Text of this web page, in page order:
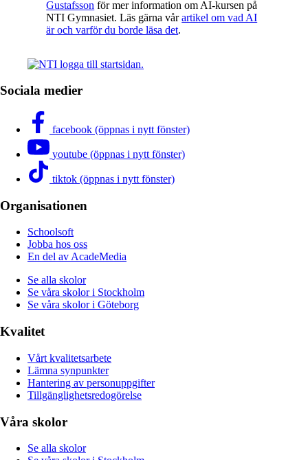
Gustafsson för mer information om AI-kursen på
NTI Gymnasiet. Läs gärna vårartikel om vad AI
är och varför du borde läsa det.
Sociala medier
facebook (öppnas i nytt fönster)
youtube (öppnas i nytt fönster)
tiktok (öppnas i nytt fönster)
Organisationen
Schoolsoft
Jobba hos oss
En del av AcadeMedia
Se alla skolor
Se våra skolor i Stockholm
Se våra skolor i Göteborg
Kvalitet
Vårt kvalitetsarbete
Lämna synpunkter
Hantering av personuppgifter
Tillgänglighetsredogörelse
Våra skolor
Se alla skolor